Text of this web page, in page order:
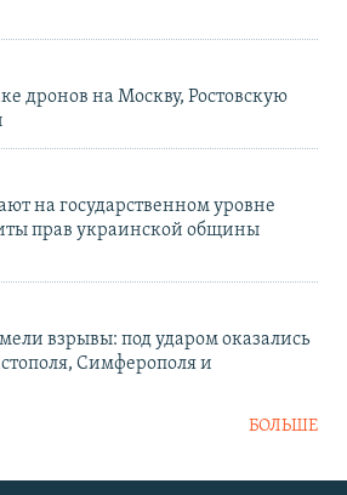
дронов на Москву, Ростовскую
на государственном уровне
прав украинской общины
взрывы: под ударом оказались
Симферополя и
БОЛЬШЕ